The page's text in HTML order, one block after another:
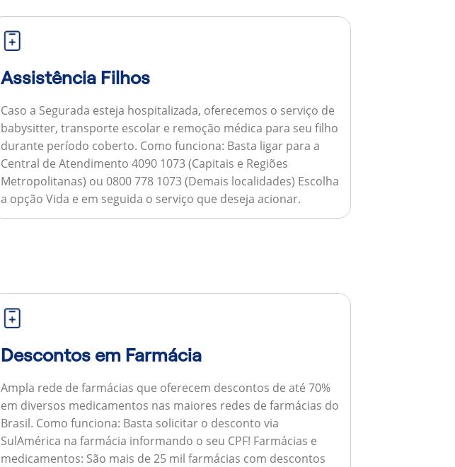
Assistência Filhos
Caso a Segurada esteja hospitalizada, oferecemos o serviço de
babysitter, transporte escolar e remoção médica para seu filho
durante período coberto. Como funciona: Basta ligar para a
Central de Atendimento 4090 1073 (Capitais e Regiões
Metropolitanas) ou 0800 778 1073 (Demais localidades) Escolha
a opção Vida e em seguida o serviço que deseja acionar.
Descontos em Farmácia
Ampla rede de farmácias que oferecem descontos de até 70%
em diversos medicamentos nas maiores redes de farmácias do
Brasil. Como funciona: Basta solicitar o desconto via
SulAmérica na farmácia informando o seu CPF! Farmácias e
medicamentos: São mais de 25 mil farmácias com descontos